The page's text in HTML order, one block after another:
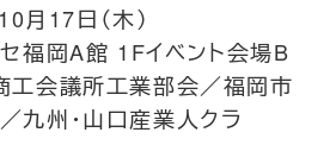
月17日（木）
セ福岡A館 1Fイベント会場B
工会議所工業部会／福岡市
九州・山口産業人クラ